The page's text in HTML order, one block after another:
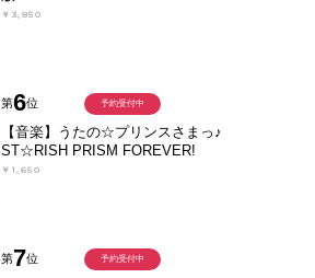
￥3,850
第6位
【音楽】うたの☆プリンスさまっ♪
ST☆RISH PRISM FOREVER!
￥1,650
予約受付中
第7位 予約受付中